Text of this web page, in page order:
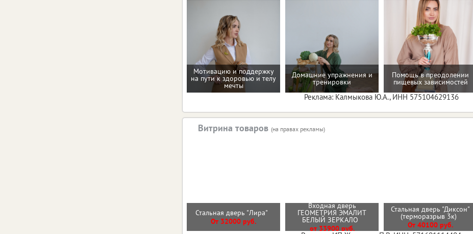
Мотивацию и поддержку
на пути к здоровью и телу
мечты
Домашние упражнения и
тренировки
Помощь в преодолении
пищевых зависимостей
Реклама: Калмыкова Ю.А., ИНН 575104629136
Витрина товаров (на правах рекламы)
Стальная дверь "Лира"
От 32000 руб.
Входная дверь
ГЕОМЕТРИЯ ЭМАЛИТ
БЕЛЫЙ ЗЕРКАЛО
от 33900 руб.
Стальная дверь "Диксон"
(терморазрыв 3к)
От 40100 руб.